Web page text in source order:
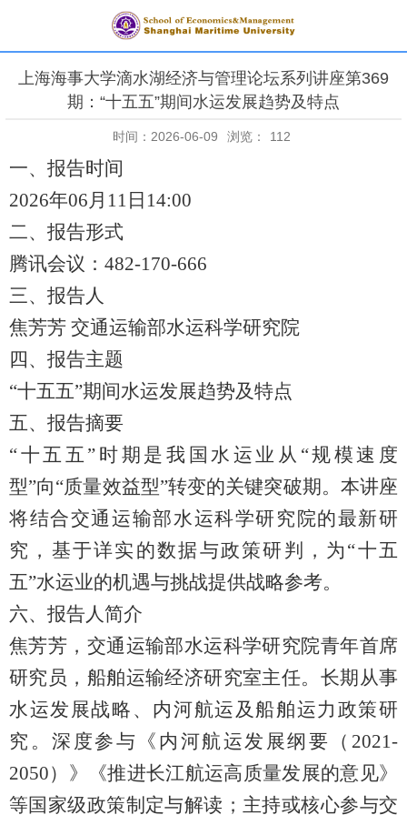
上海海事大学滴水湖经济与管理论坛系列讲座第369
期：“十五五”期间水运发展趋势及特点
时间：2026-06-09 浏览： 112
一、报告时间
2026年06月 11 日 14:00
二、报告形式
腾讯会议： 482-170-666
三、报告人
焦芳芳 交通运输部水运科学研究院
四、报告主题
“十五五”期间水运发展趋势及特点
五、报告摘要
“十五五”时期是我国水运业从“规模速度
型”向“质量效益型”转变的关键突破期。本讲座
将结合交通运输部水运科学研究院的最新研
究，基于详实的数据与政策研判，为“十五
五”水运业的机遇与挑战提供战略参考。
六、报告人简介
焦芳芳，交通运输部水运科学研究院青年首席
研究员，船舶运输经济研究室主任。长期从事
水运发展战略、内河航运及船舶运力政策研
究。深度参与《内河航运发展纲要（ 2021-
2050）》《推进长江航运高质量发展的意见》
等国家级政策制定与解读；主持或核心参与交